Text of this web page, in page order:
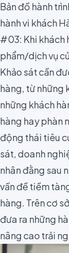
Bản đồ hành
hành vi khách
#03: Khi khách
phẩm/dịch vụ
Khảo sát cần
hàng, từ những
những khách
hàng hay phàn
động thái tiêu
sát, doanh
nhân đằng sau
vấn đề tiềm
hàng. Trên cơ
đưa ra những
nâng cao trải